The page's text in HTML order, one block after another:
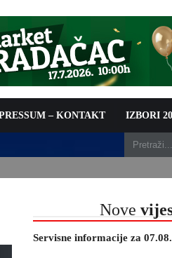
– KONTAKT IZBORI
Nove
Servisne informacije za